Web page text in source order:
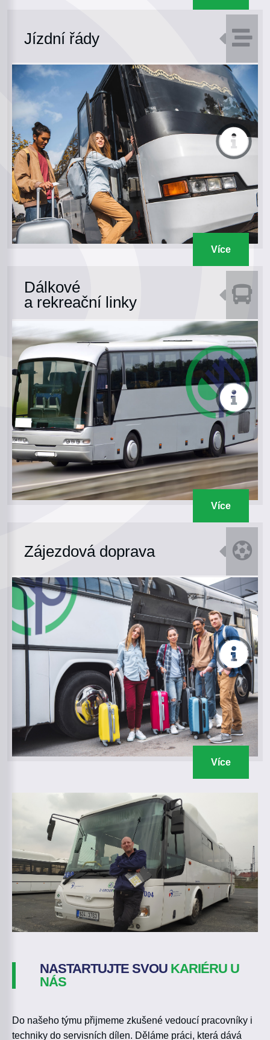
Jízdní řády
Více
Dálkové
a rekreační linky
Více
Zájezdová doprava
Více
NASTARTUJTE SVOU KARIÉRU U
NÁS
Do našeho týmu přijmeme zkušené vedoucí pracovníky i
techniky do servisních dílen. Děláme práci, která dává